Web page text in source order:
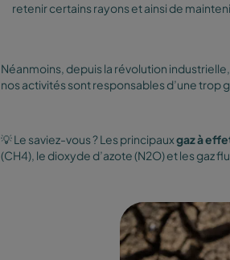
retenir certains rayons et ainsi de
Néanmoins, depuis la révolution
nos activités sont responsables d’une trop
💡 Le saviez-vous ? Les principauxgaz à
(CH4), le dioxyde d’azote (N2O) et les gaz